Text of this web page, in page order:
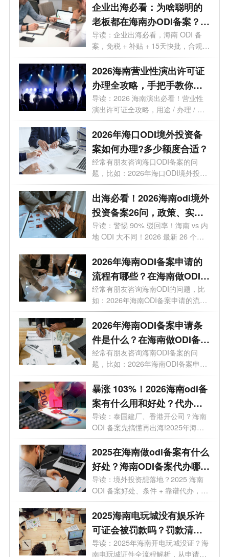
企业出海必看：为啥聪明的
老板都在海南办ODI备案？这
5大红利太香
导读：企业出海必看，海南 ODI 备
案，免税 + 补贴 + 15天快批，合规出
海一步...
2026海南营业性演出许可证
办理全攻略，手把手教你避
开90%的坑！
导读：2026 海南演出必看！营业性
演出许可证全攻略，用途 / 办理 / 地
点 / 流...
2026年海口ODI境外投资备
案如何办理?多少额度合适？
经常有朋友咨询海口ODI备案的问
题，比如：2026年海口ODI境外投资
备案如何办...
出海必看！2026海南odi境外
投资备案26问，政策、实
操、避坑全覆盖
导读：警惕 90% 驳回率！海南 vs 内
地 ODI 大不同！2026 最新 26 个高
频问题，专...
2026年海南ODI备案申请的
流程有哪些？在海南做ODI备
案通过几率高吗？
经常有朋友咨询海南ODI的问题，比
如：2026年海南ODI备案申请的流程
有哪些？...
2026年海南ODI备案申请条
件是什么？在海南做ODI备案
有什么好处?
经常有朋友咨询海南ODI备案的问
题，比如：2026年海南ODI备案申请
条件是什么...
暴涨 103%！2026海南odi备
案有什么用和好处？代办选
哪家？一文讲透
导读：泰国建厂、香港开公司？海南
ODI 备案先搞懂再出海!2025年海南
企业境外...
2025在海南做odi备案有什么
好处？海南ODI备案代办哪家
靠谱？一文了解
导读：境外投资想落地？2025 海南
ODI 备案好处、条件 + 靠谱代办，全
给你整...
2025海南电玩城没有娱乐许
可证会被罚款吗？罚款清单
+避坑指南
导读：2025年海南开电玩城没证？海
南电玩城证件全流程解析，从申请到